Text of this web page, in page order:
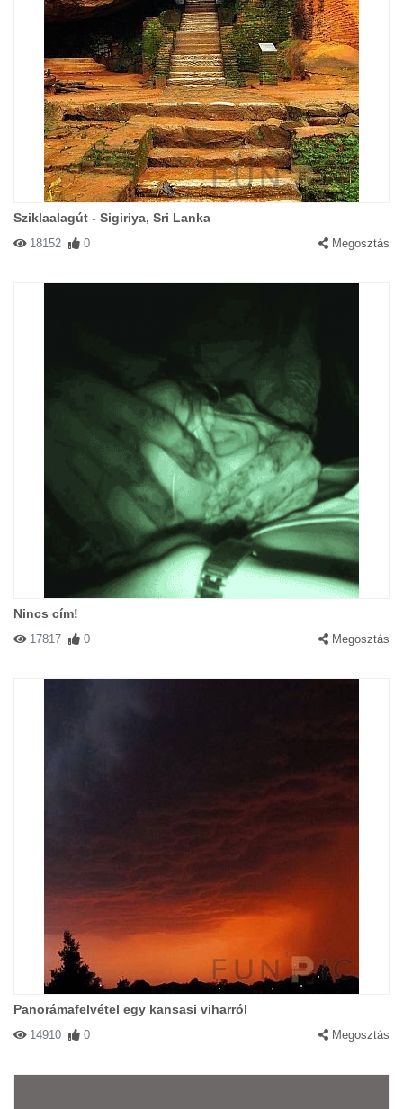
Sziklaalagút - Sigiriya, Sri Lanka
18152 0 Megosztás
Nincs cím!
17817 0 Megosztás
Panorámafelvétel egy kansasi viharról
14910 0 Megosztás